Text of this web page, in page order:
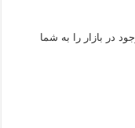
در بازار را به شما